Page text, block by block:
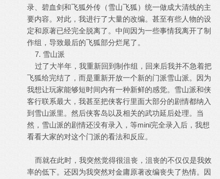
录、碧血剑和飞狐外传（雪山飞狐）统一做成大清线的主
要内容。对此，我进行了大量的改编。甚至有些人物的设
定和原著已经完全脱离了。中间因为一些事情我离开了制
作组，导致最后的飞狐部分烂尾了。
7. 雪山派
过了大半年，我重新回到制作组，回来后我并不急着把
飞狐给完结了，而是重新开放一个新的门派雪山派。因为
我想让玩家能够短时间内有一种新鲜的感觉。雪山派和侠
客行联系最大，我甚至把侠客行里面大部分的剧情都纳入
到雪山派里。然后侠客岛以及相关的武功延后处理。当
然，雪山派的剧情还没有录入，等mini完全录入后，我想
看看大家的对这个门派的看法和反应。
而就在此时，我突然觉得很沮丧，沮丧的不仅仅是我效
率的低下。还因为我突然对金庸原著改编丧失了热情。因